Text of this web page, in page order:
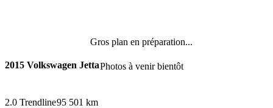
Gros plan en préparation...
Photos à venir bientôt
2015 Volkswagen Jetta
2.0 Trendline95 501 km